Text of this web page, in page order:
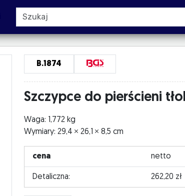
B.1874
Szczypce do pierścieni
Waga: 1,772 kg
Wymiary: 29,4
26,1 8,5 cm
cena netto
Detaliczna: 262,20 zł